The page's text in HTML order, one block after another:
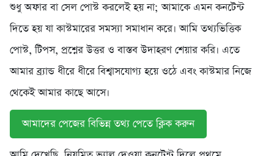
শুধু অফার বা সেল পোস্ট করলেই হয় না; আমাকে এমন কনটেন্ট
দিতে হয় যা কাস্টমারের সমস্যা সমাধান করে। আমি তথ্যভিত্তিক
পোস্ট, টিপস, প্রশ্নের উত্তর ও বাস্তব উদাহরণ শেয়ার করি। এতে
আমার ব্র্যান্ড ধীরে ধীরে বিশ্বাসযোগ্য হয়ে ওঠে এবং কাস্টমার নিজে
থেকেই আমার কাছে আসে।
আমাদের পেজের বিভিন্ন তথ্য পেতে ক্লিক করুন